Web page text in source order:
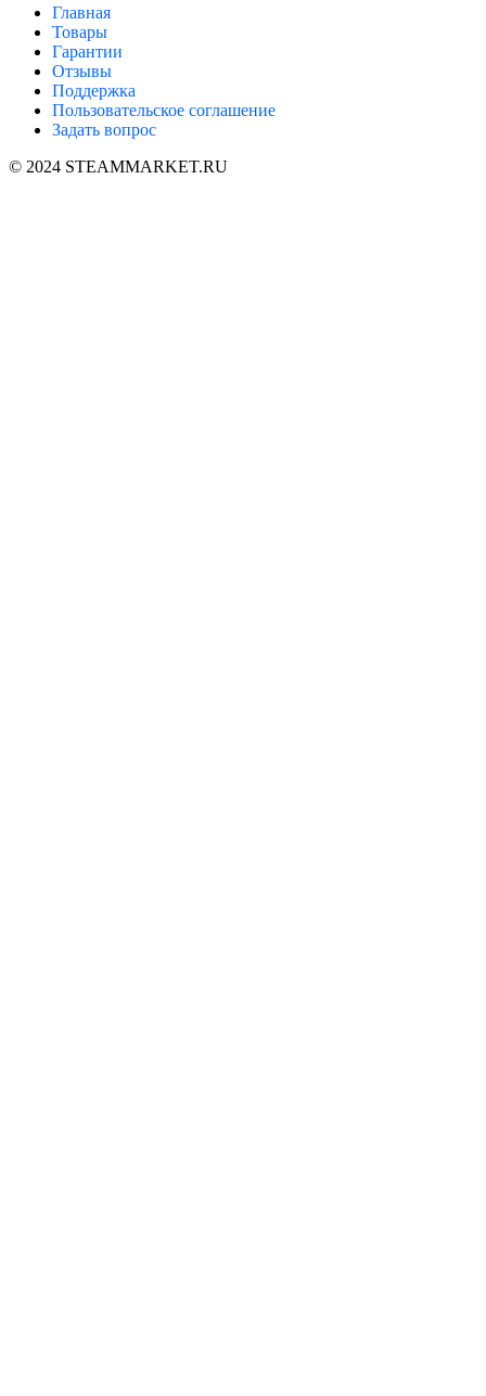
Главная
Товары
Гарантии
Отзывы
Поддержка
Пользовательское соглашение
Задать вопрос
© 2024 STEAMMARKET.RU